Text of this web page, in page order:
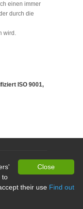
einen immer
durch die
wird.
ISO 9001,
riservati -
Close
to
their use Find out